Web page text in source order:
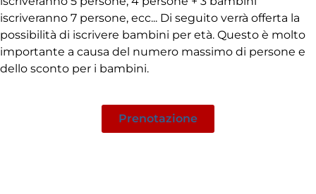
iscriveranno 7 persone, ecc... Di seguito verrà offerta la
possibilità di iscrivere bambini per età. Questo è molto
importante a causa del numero massimo di persone e
dello sconto per i bambini.
Prenotazione